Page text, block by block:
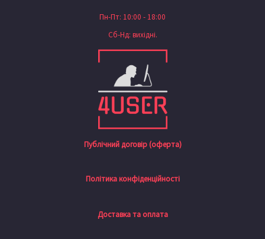
Пн-Пт: 10:00 - 18:00
Сб-Нд: вихідні.
Публічний договір (оферта)
Політика конфіденційності
Доставка та оплата